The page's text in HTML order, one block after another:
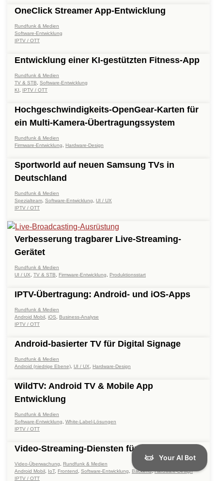
OneClick Streamer App-Entwicklung
Rundfunk & Medien
Software-Entwicklung
IPTV / OTT
Entwicklung einer KI-gestützten Fitness-App
Rundfunk & Medien
TV & STB, Software-Entwicklung
KI, IPTV / OTT
Hochgeschwindigkeits-OpenGear-Karten für
ein Multi-Kamera-Übertragungssystem
Rundfunk & Medien
Firmware-Entwicklung, Hardware-Design
Sportworld auf neuen Samsung TVs in
Deutschland
Rundfunk & Medien
Spezialteam, Software-Entwicklung, UI / UX
IPTV / OTT
Verbesserung tragbarer Live-Streaming-
Gerätet
Rundfunk & Medien
UI / UX, TV & STB, Firmware-Entwicklung, Produktionsstart
IPTV-Übertragung: Android- und iOS-Apps
Rundfunk & Medien
Android Mobil, iOS, Business-Analyse
IPTV / OTT
Android-basierter TV für Digital Signage
Rundfunk & Medien
Android (niedrige Ebene), UI / UX, Hardware-Design
WildTV: Android TV & Mobile App
Entwicklung
Rundfunk & Medien
Software-Entwicklung, White-Label-Lösungen
IPTV / OTT
Video-Streaming-Diensten für Kirchen
Video-Überwachung, Rundfunk & Medien
Android Mobil, IoT, Frontend, Software-Entwicklung, Backend,Hardware-Design
IPTV / OTT